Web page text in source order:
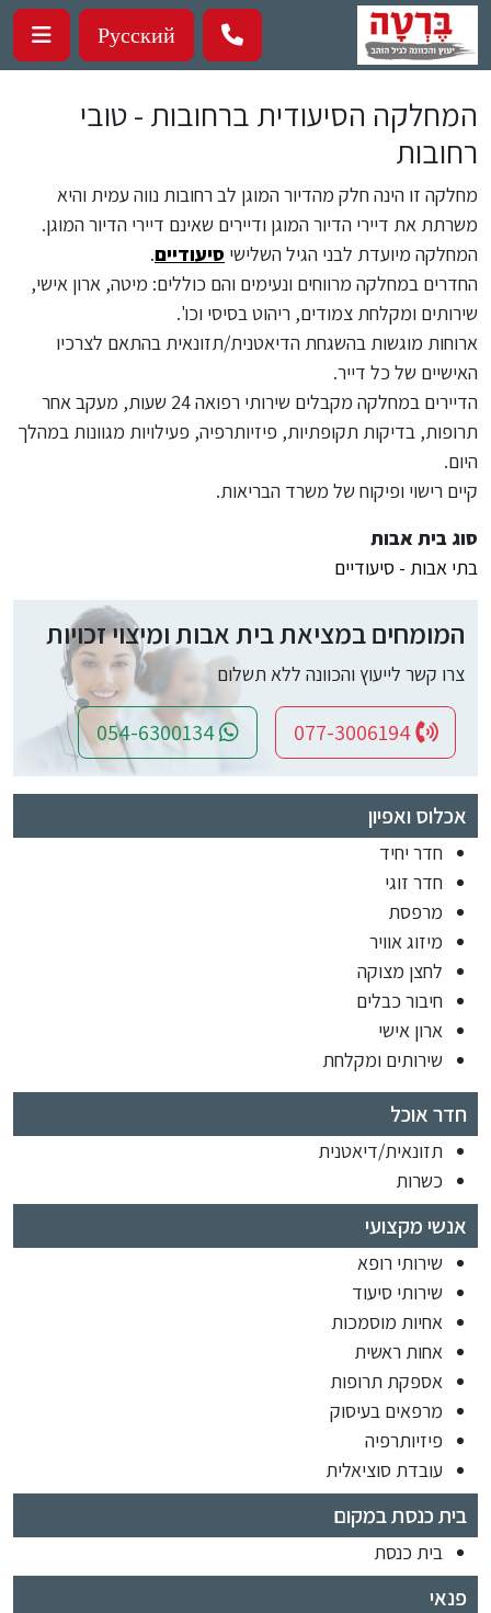
דילוג לתוכן העיקרי
Русский
המחלקה הסיעודית ברחובות - טובי
רחובות
מחלקה זו הינה חלק מהדיור המוגן לב רחובות נווה עמית והיא
משרתת את דיירי הדיור המוגן ודיירים שאינם דיירי הדיור המוגן.
המחלקה מיועדת לבני הגיל השלישי סיעודיים.
החדרים במחלקה מרווחים ונעימים והם כוללים: מיטה, ארון אישי,
שירותים ומקלחת צמודים, ריהוט בסיסי וכו'.
ארוחות מוגשות בהשגחת הדיאטנית/תזונאית בהתאם לצרכיו
האישיים של כל דייר.
הדיירים במחלקה מקבלים שירותי רפואה 24 שעות, מעקב אחר
תרופות, בדיקות תקופתיות, פיזיותרפיה, פעילויות מגוונות במהלך
היום.
קיים רישוי ופיקוח של משרד הבריאות.
סוג בית אבות
בתי אבות - סיעודיים
המומחים במציאת בית אבות ומיצוי זכויות
צרו קשר לייעוץ והכוונה ללא תשלום
אכלוס ואפיון
חדר יחיד
חדר זוגי
מרפסת
מיזוג אוויר
לחצן מצוקה
חיבור כבלים
ארון אישי
שירותים ומקלחת
חדר אוכל
תזונאית/דיאטנית
כשרות
אנשי מקצועי
שירותי רופא
שירותי סיעוד
אחיות מוסמכות
אחות ראשית
אספקת תרופות
מרפאים בעיסוק
פיזיותרפיה
עובדת סוציאלית
בית כנסת במקום
בית כנסת
פנאי